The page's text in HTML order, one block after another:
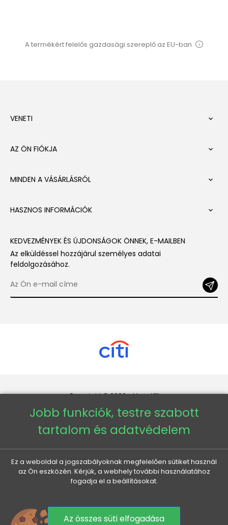
A termékért felelős gazdasági szereplő az EU-ban
VENETI 
AZ ÖN FIÓKJA 
MINDEN A VÁSÁRLÁSRÓL 
HASZNOS INFORMÁCIÓK 
KEDVEZMÉNYEK ÉS ÚJDONSÁGOK ÖNNEK, E-MAILBEN
Az elküldéssel hozzájárul személyes adatai
feldolgozásához.
Copyright © 2026 - Veneti™
Veneti HU
Veneti CZ
Veneti DE
Jobb funkciók, testre szabott
tartalom és adatvédelem
Ez a weboldal a jogszabályoknak megfelelően sütiket használ
az Ön eszközén. Kérjük, a webhely további használatához
fogadja el a beállításokat.
Az összes süti elfogadása